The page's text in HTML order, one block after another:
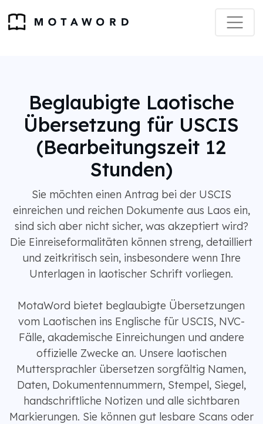
Beglaubigte Laotische
Übersetzung für USCIS
(Bearbeitungszeit 12
Stunden)
Sie möchten einen Antrag bei der USCIS
einreichen und reichen Dokumente aus Laos ein,
sind sich aber nicht sicher, was akzeptiert wird?
Die Einreiseformalitäten können streng, detailliert
und zeitkritisch sein, insbesondere wenn Ihre
Unterlagen in laotischer Schrift vorliegen.
MotaWord bietet beglaubigte Übersetzungen
vom Laotischen ins Englische für USCIS, NVC-
Fälle, akademische Einreichungen und andere
offizielle Zwecke an. Unsere laotischen
Muttersprachler übersetzen sorgfältig Namen,
Daten, Dokumentennummern, Stempel, Siegel,
handschriftliche Notizen und alle sichtbaren
Markierungen. Sie können gut lesbare Scans oder